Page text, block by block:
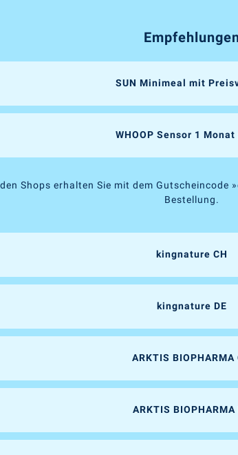
SUN Minimeal mit
WHOOP Sensor 1
Shops erhalten Sie mit dem Gutscheincode
Bestellung.
kingnature CH
kingnature DE
ARKTIS BIOPHARMA
ARKTIS BIOPHARMA